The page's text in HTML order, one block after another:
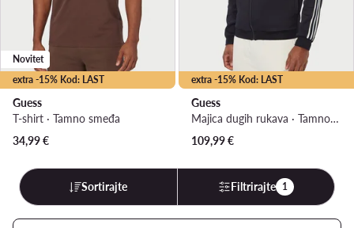
extra -15% Kod: LAST
Novitet
Guess
T-shirt · Tamno smeđa
34,99€
extra -15% Kod: LAST
Guess
Majica dugih rukava · Tamnoplava
109,99€
Sortirajte Filtrirajte 1